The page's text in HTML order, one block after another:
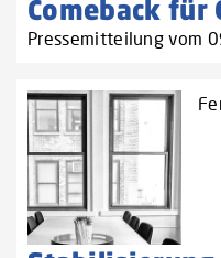
Comeback für
Pressemitteilung vom